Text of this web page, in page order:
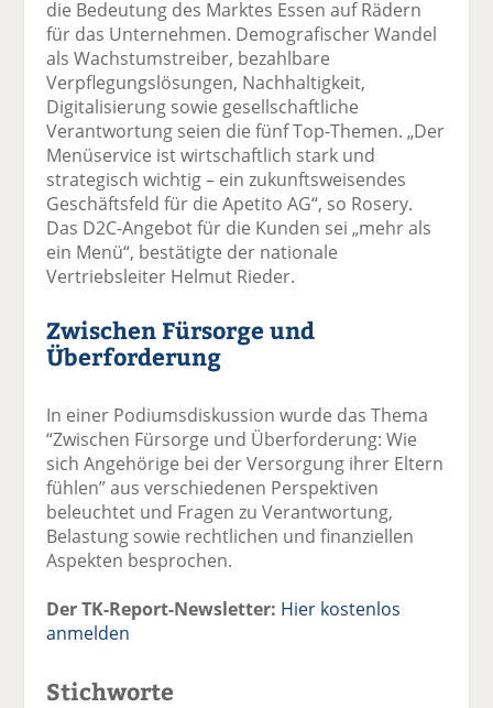
die Bedeutung des Marktes Essen auf Rädern
für das Unternehmen. Demografischer Wandel
als Wachstumstreiber, bezahlbare
Verpflegungslösungen, Nachhaltigkeit,
Digitalisierung sowie gesellschaftliche
Verantwortung seien die fünf Top-Themen. „Der
Menüservice ist wirtschaftlich stark und
strategisch wichtig – ein zukunftsweisendes
Geschäftsfeld für die Apetito AG“, so Rosery.
Das D2C-Angebot für die Kunden sei „mehr als
ein Menü“, bestätigte der nationale
Vertriebsleiter Helmut Rieder.
Zwischen Fürsorge und
Überforderung
In einer Podiumsdiskussion wurde das Thema
“Zwischen Fürsorge und Überforderung: Wie
sich Angehörige bei der Versorgung ihrer Eltern
fühlen” aus verschiedenen Perspektiven
beleuchtet und Fragen zu Verantwortung,
Belastung sowie rechtlichen und finanziellen
Aspekten besprochen.
Der TK-Report-Newsletter: Hier kostenlos
anmelden
Stichworte